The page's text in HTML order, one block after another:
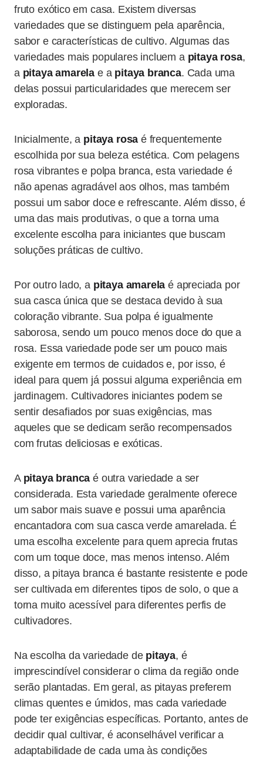
fruto exótico em casa. Existem diversas
variedades que se distinguem pela aparência,
sabor e características de cultivo. Algumas das
variedades mais populares incluem a pitaya rosa,
a pitaya amarela e a pitaya branca. Cada uma
delas possui particularidades que merecem ser
exploradas.
Inicialmente, a pitaya rosa é frequentemente
escolhida por sua beleza estética. Com pelagens
rosa vibrantes e polpa branca, esta variedade é
não apenas agradável aos olhos, mas também
possui um sabor doce e refrescante. Além disso, é
uma das mais produtivas, o que a torna uma
excelente escolha para iniciantes que buscam
soluções práticas de cultivo.
Por outro lado, a pitaya amarela é apreciada por
sua casca única que se destaca devido à sua
coloração vibrante. Sua polpa é igualmente
saborosa, sendo um pouco menos doce do que a
rosa. Essa variedade pode ser um pouco mais
exigente em termos de cuidados e, por isso, é
ideal para quem já possui alguma experiência em
jardinagem. Cultivadores iniciantes podem se
sentir desafiados por suas exigências, mas
aqueles que se dedicam serão recompensados
com frutas deliciosas e exóticas.
A pitaya branca é outra variedade a ser
considerada. Esta variedade geralmente oferece
um sabor mais suave e possui uma aparência
encantadora com sua casca verde amarelada. É
uma escolha excelente para quem aprecia frutas
com um toque doce, mas menos intenso. Além
disso, a pitaya branca é bastante resistente e pode
ser cultivada em diferentes tipos de solo, o que a
torna muito acessível para diferentes perfis de
cultivadores.
Na escolha da variedade de pitaya, é
imprescindível considerar o clima da região onde
serão plantadas. Em geral, as pitayas preferem
climas quentes e úmidos, mas cada variedade
pode ter exigências específicas. Portanto, antes de
decidir qual cultivar, é aconselhável verificar a
adaptabilidade de cada uma às condições